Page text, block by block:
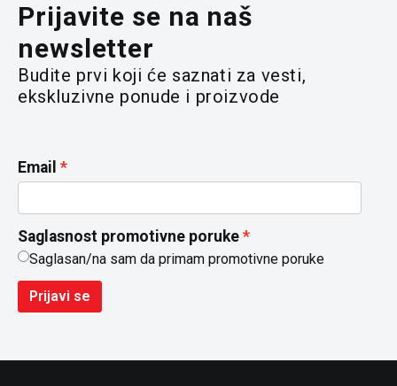
Prijavite se na naš
newsletter
Budite prvi koji će saznati za vesti,
ekskluzivne ponude i proizvode
Email
Saglasnost promotivne poruke
Saglasan/na sam da primam promotivne poruke
Prijavi se